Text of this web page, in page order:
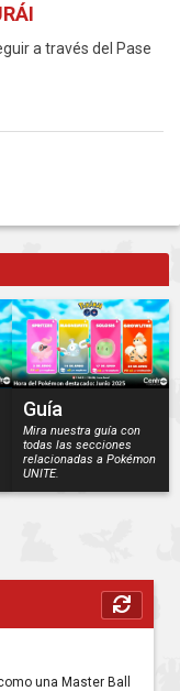
a través del Pase
Guía
Mira nuestra guía con
todas las secciones
relacionadas a Pokémon
UNITE.
una Master Ball